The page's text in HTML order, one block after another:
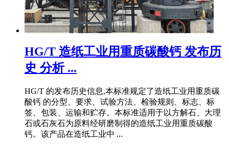
HG/T 造纸工业用重质碳酸钙 发布历
史 分析 ...
HG/T 的发布历史信息,本标准规定了造纸工业用重质碳
酸钙 的分型、要求、试验方法、检验规则、标志、标
签、包装、运输和贮存。本标准适用于以方解石、大理
石或石灰石为原料经研磨制得的造纸工业用重质碳酸
钙。该产品在造纸工业中 ...